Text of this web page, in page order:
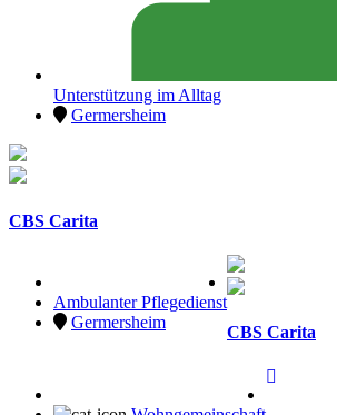
Unterstützung im Alltag
Germersheim
CBS Carita
Ambulanter Pflegedienst
Germersheim
CBS Carita